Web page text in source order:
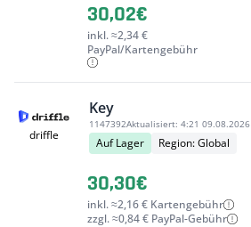
30,02€
inkl. ≈2,34 €
PayPal/Kartengebühr
driffle
Key
1147392Aktualisiert: 4:21 09.08.2026
Auf Lager Region: Global
30,30€
inkl. ≈2,16 € Kartengebühr
zzgl. ≈0,84 € PayPal-Gebühr